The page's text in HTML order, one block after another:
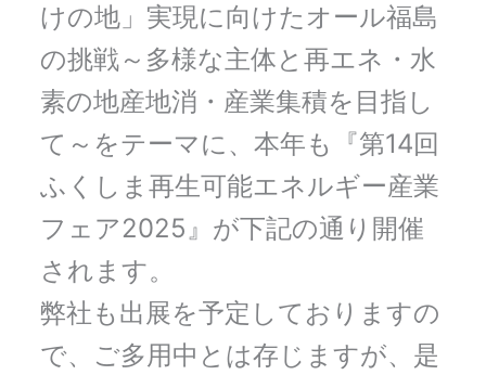
けの地」実現に向けたオール福島
の挑戦～多様な主体と再エネ・水
素の地産地消・産業集積を目指し
て～をテーマに、本年も『第14回
ふくしま再生可能エネルギー産業
フェア2025』が下記の通り開催
されます。
弊社も出展を予定しておりますの
で、ご多⽤中とは存じますが、是